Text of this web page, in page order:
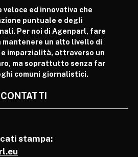
ed innovativa che
puntuale e degli
Per noi di Agenparl, fare
un alto livello di
imparzialità, attraverso un
ma soprattutto senza far
comuni giornalistici.
CONTATTI
stampa: